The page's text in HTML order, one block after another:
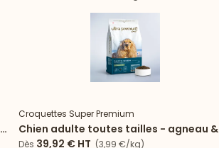
Croquettes Super Premium
Chien adulte toutes tailles - agneau &
riz
Dès 39,92 € HT (3,99 €/kg)